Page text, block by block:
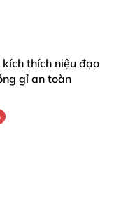
thích niệu đạo
gỉ an toàn